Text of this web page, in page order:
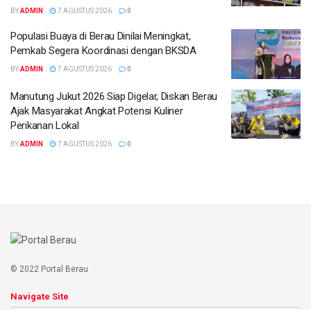
BYADMIN 7 AGUSTUS 2026 0
Populasi Buaya di Berau Dinilai Meningkat,
Pemkab Segera Koordinasi dengan BKSDA
BYADMIN 7 AGUSTUS 2026 0
Manutung Jukut 2026 Siap Digelar, Diskan Berau
Ajak Masyarakat Angkat Potensi Kuliner
Perikanan Lokal
BYADMIN 7 AGUSTUS 2026 0
© 2022 Portal Berau
Navigate Site